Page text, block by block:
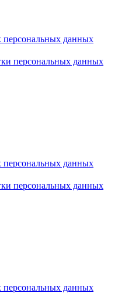
персональных данных
персональных данных
персональных данных
персональных данных
персональных данных